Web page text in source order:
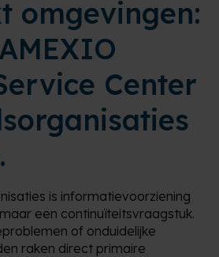
omgevingen:
Center
is informatievoorziening
een continuïteitsvraagstuk.
of onduidelijke
raken direct primaire